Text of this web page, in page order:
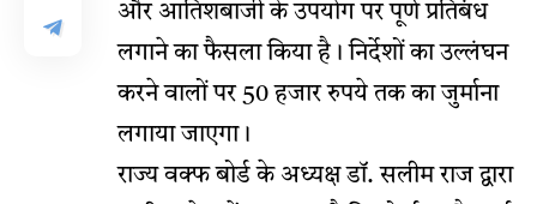
और आतिशबाजी के उपयोग पर पूर्ण प्रतिबंध
लगाने का फैसला किया है। निर्देशों का उल्लंघन
करने वालों पर 50 हजार रुपये तक का जुर्माना
लगाया जाएगा।
राज्य वक्फ बोर्ड के अध्यक्ष डॉ. सलीम राज द्वारा